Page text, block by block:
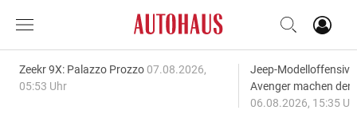
Zeekr 9X: Palazzo Prozzo 07.08.2026,
05:53 Uhr
Jeep-
Avenger machen
06.08.2026, 15:35